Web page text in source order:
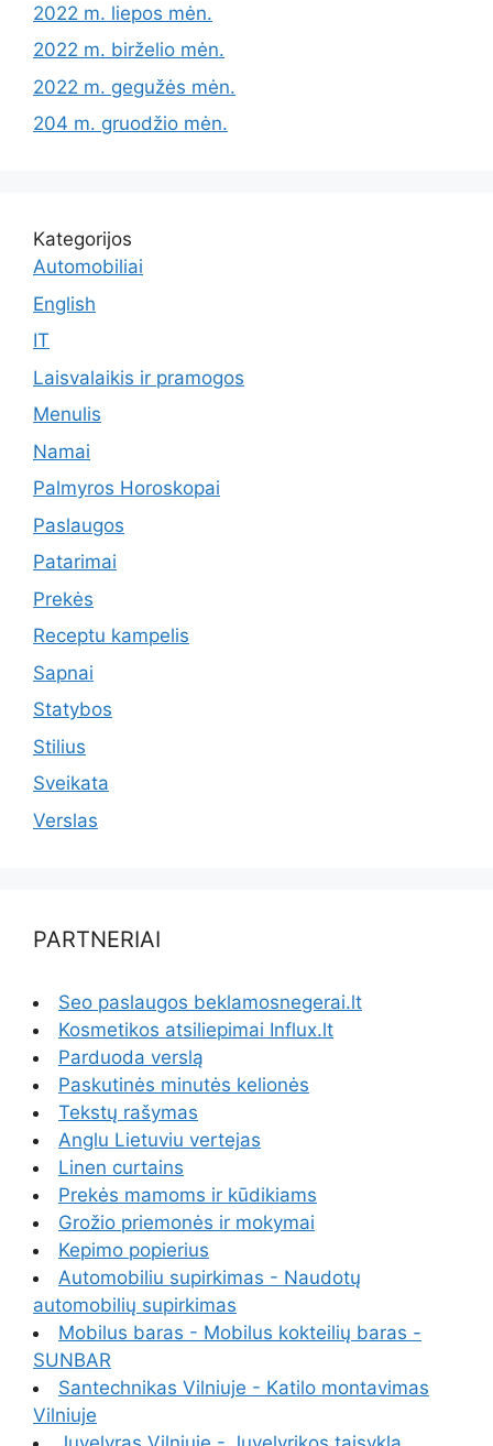
2022 m. liepos mėn.
2022 m. birželio mėn.
2022 m. gegužės mėn.
204 m. gruodžio mėn.
Kategorijos
Automobiliai
English
IT
Laisvalaikis ir pramogos
Menulis
Namai
Palmyros Horoskopai
Paslaugos
Patarimai
Prekės
Receptu kampelis
Sapnai
Statybos
Stilius
Sveikata
Verslas
PARTNERIAI
Seo paslaugos beklamosnegerai.lt
Kosmetikos atsiliepimai Influx.lt
Parduoda verslą
Paskutinės minutės kelionės
Tekstų rašymas
Anglu Lietuviu vertejas
Linen curtains
Prekės mamoms ir kūdikiams
Grožio priemonės ir mokymai
Kepimo popierius
Automobiliu supirkimas - Naudotų
automobilių supirkimas
Mobilus baras - Mobilus kokteilių baras -
SUNBAR
Santechnikas Vilniuje - Katilo montavimas
Vilniuje